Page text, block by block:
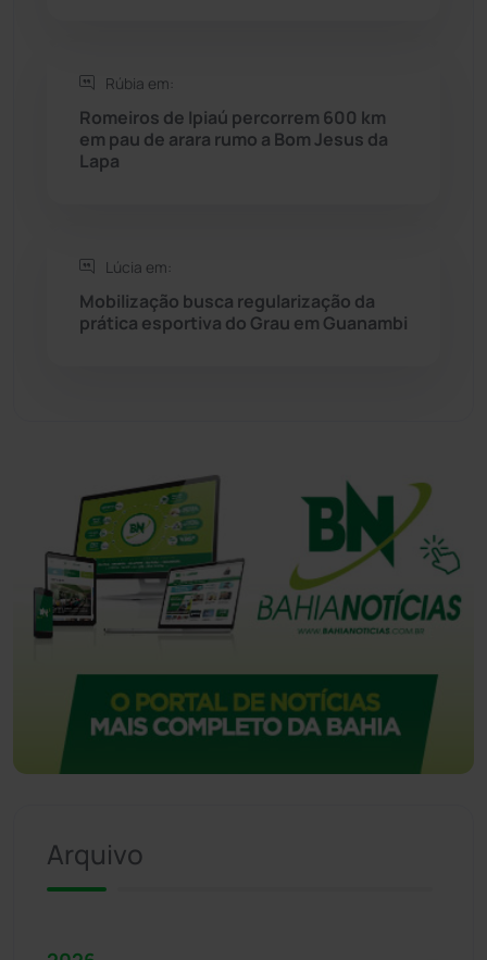
Sítio do Mato
Sudoeste Baiano (1530)
Tanque Novo
Tecnologia (12)
Rúbia em:
Romeiros de Ipiaú percorrem 600 km
em pau de arara rumo a Bom Jesus da
Lapa
Lúcia em:
Mobilização busca regularização da
prática esportiva do Grau em Guanambi
Arquivo